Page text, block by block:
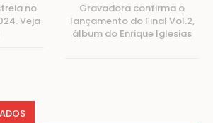
no
Veja
Gravadora confirma o
lançamento do Final Vol.2,
álbum do Enrique Iglesias